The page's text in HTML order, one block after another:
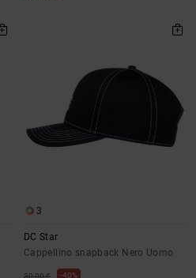
3
DC Star
Cappellino snapback Nero Uomo
30,00 € 40%